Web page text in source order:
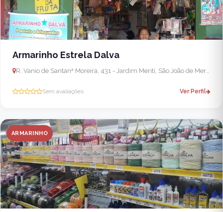
Armarinho Estrela Dalva
R. Vanio de Santanª Moreira, 431 - Jardim Meriti, São João de Meriti - RJ, 25555-420, Brasil
Sem avaliações Ver Perfil
ARMARINHO